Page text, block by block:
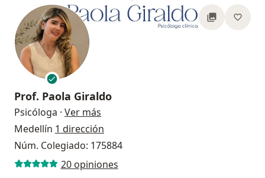
Prof. Paola Giraldo
Psicóloga · Ver más
Medellín 1 dirección
Núm. Colegiado: 175884
20 opiniones